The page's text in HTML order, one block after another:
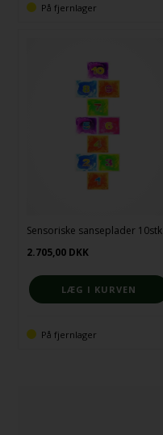
På fjernlager
Sensoriske sanseplader 10stk
2.705,00 DKK
På fjernlager